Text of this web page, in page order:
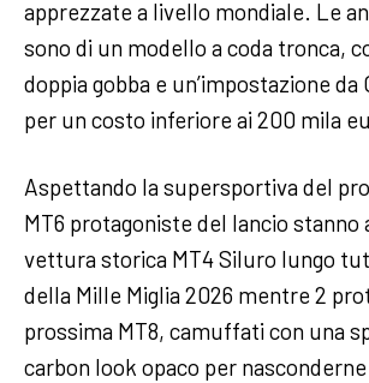
apprezzate a livello mondiale. Le
sono di un modello a coda tronca,
doppia gobba e un’impostazione da
per un costo inferiore ai 200 mila
Aspettando la supersportiva del
MT6 protagoniste del lancio stanno
vettura storica MT4 Siluro lungo
della Mille Miglia 2026 mentre 2
prossima MT8, camuffati con una
carbon look opaco per